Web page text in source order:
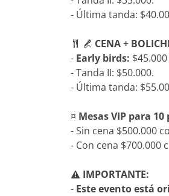
- Última tanda:
CENA +
- Early birds: $45.000
- Tanda II: $50.000.
- Última tanda:
¤ Mesas VIP para 10
- Sin cena $500.000
- Con cena $700.000
IMPORTANTE:
- Este evento está